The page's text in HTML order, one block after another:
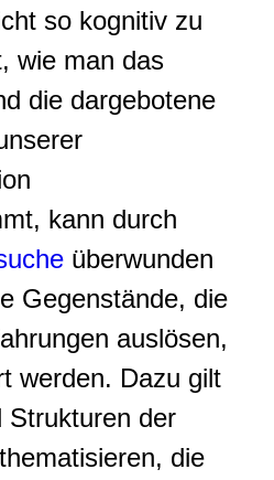
so kognitiv zu
wie man das
die dargebotene
kann durch
überwunden
Gegenstände, die
auslösen,
werden. Dazu gilt
Strukturen der
die